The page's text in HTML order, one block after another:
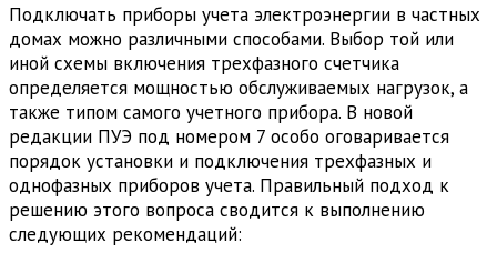
Подключать приборы учета электроэнергии в частных
домах можно различными способами. Выбор той или
иной схемы включения трехфазного счетчика
определяется мощностью обслуживаемых нагрузок, а
также типом самого учетного прибора. В новой
редакции ПУЭ под номером 7 особо оговаривается
порядок установки и подключения трехфазных и
однофазных приборов учета. Правильный подход к
решению этого вопроса сводится к выполнению
следующих рекомендаций: